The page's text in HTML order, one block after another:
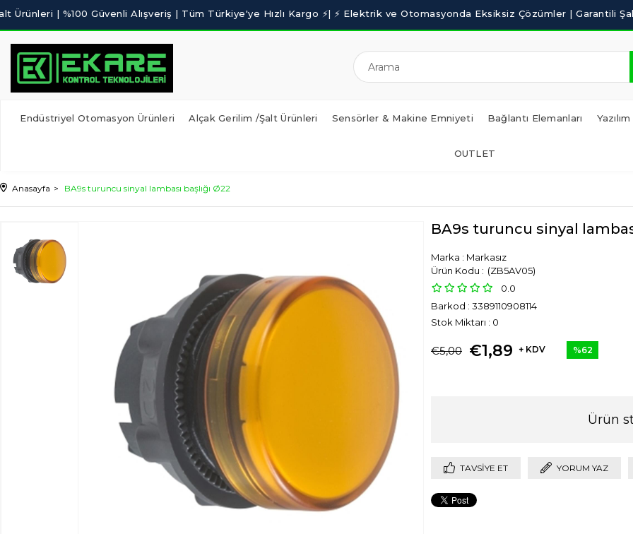
Endüstriyel Otomasyon Ürünleri Alçak Gerilim /Şalt Ürünleri Sensörler & Makine Emniyeti Bağlantı Elemanları
OUTLET
Anasayfa BA9s turuncu sinyal lambası başlığı Ø22
BA9s turuncu sinyal
Marka : Markasız
(ZB5AV05)
0.0
Barkod : 3389110908114
Stok Miktarı : 0
€5,00 €1,89 + KDV %62
Ürün
TAVSIYE ET YORUM YAZ